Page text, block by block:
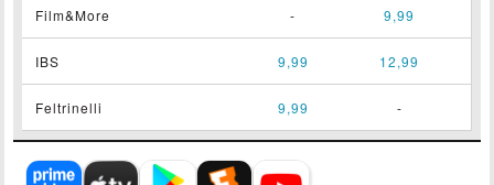
Film&More - 9,99
IBS 9,99 12,99
Feltrinelli 9,99 -